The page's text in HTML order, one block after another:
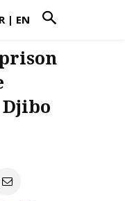
| EN
Djibo